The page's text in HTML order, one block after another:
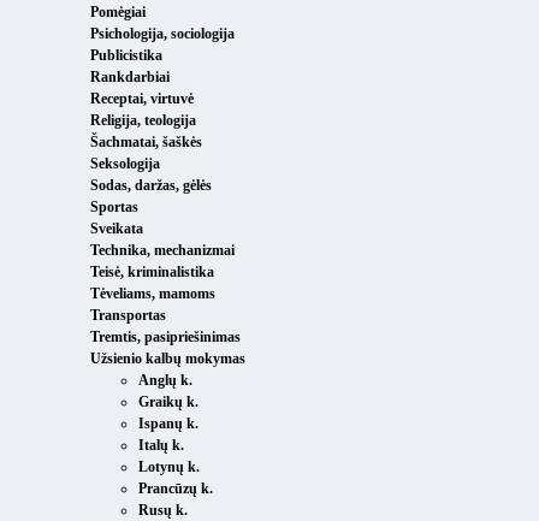
Pomėgiai
Psichologija, sociologija
Publicistika
Rankdarbiai
Receptai, virtuvė
Religija, teologija
Šachmatai, šaškės
Seksologija
Sodas, daržas, gėlės
Sportas
Sveikata
Technika, mechanizmai
Teisė, kriminalistika
Tėveliams, mamoms
Transportas
Tremtis, pasipriešinimas
Užsienio kalbų mokymas
Anglų k.
Graikų k.
Ispanų k.
Italų k.
Lotynų k.
Prancūzų k.
Rusų k.